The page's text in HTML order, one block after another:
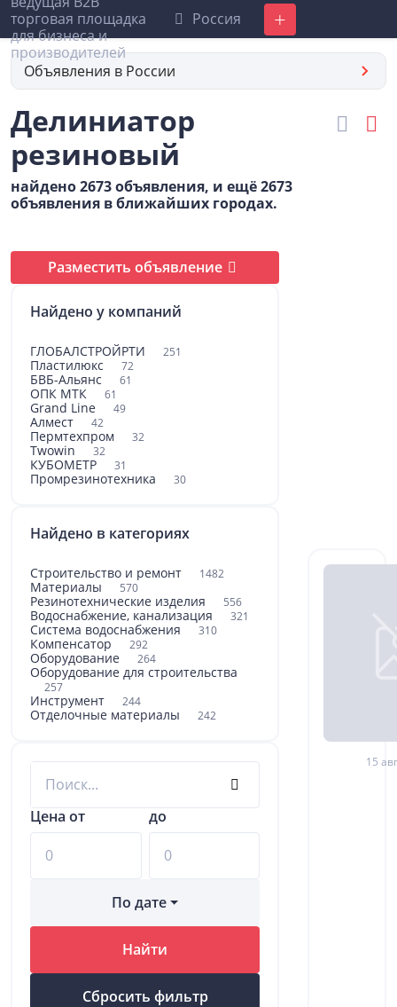
Россия Добавить
Объявления в России
Делиниатор
резиновый
найдено 2673 объявления, и ещё 2673
объявления в ближайших городах.
Разместить объявление
Найдено у компаний
ГЛОБАЛСТРОЙРТИ 251
Пластилюкс 72
БВБ-Альянс 61
ОПК МТК 61
Grand Line 49
Алмест 42
Пермтехпром 32
Twowin 32
КУБОМЕТР 31
Промрезинотехника 30
Найдено в категориях
Строительство и ремонт 1482
Материалы 570
Резинотехнические изделия 556
Водоснабжение, канализация 321
Система водоснабжения 310
Компенсатор 292
Оборудование 264
Оборудование для строительства
257
Инструмент 244
Отделочные материалы 242
Цена от до
По дате
Найти
Сбросить фильтр
15